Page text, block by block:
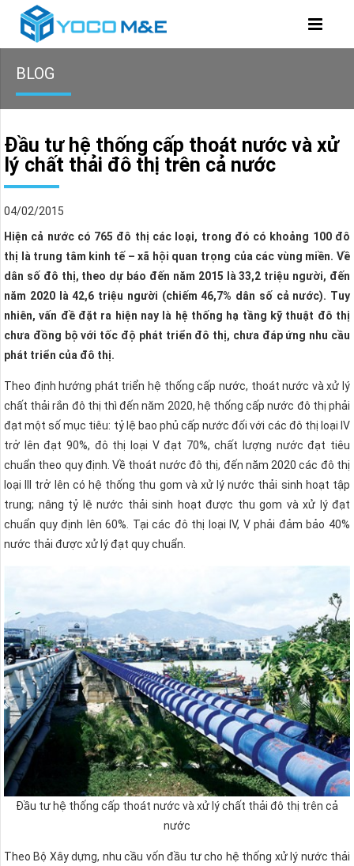
BLOG
Đầu tư hệ thống cấp thoát nước và xử
lý chất thải đô thị trên cả nước
04/02/2015
Hiện cả nước có 765 đô thị các loại, trong đó có khoảng 100 đô
thị là trung tâm kinh tế – xã hội quan trọng của các vùng miền. Về
dân số đô thị, theo dự báo đến năm 2015 là 33,2 triệu người, đến
năm 2020 là 42,6 triệu người (chiếm 46,7% dân số cả nước). Tuy
nhiên, vấn đề đặt ra hiện nay là hệ thống hạ tầng kỹ thuật đô thị
chưa đồng bộ với tốc độ phát triển đô thị, chưa đáp ứng nhu cầu
phát triển của đô thị.
Theo định hướng phát triển hệ thống cấp nước, thoát nước và xử lý
chất thải rắn đô thị thì đến năm 2020, hệ thống cấp nước đô thị phải
đạt một số mục tiêu: tỷ lệ bao phủ cấp nước đối với các đô thị loại IV
trở lên đạt 90%, đô thị loại V đạt 70%, chất lượng nước đạt tiêu
chuẩn theo quy định. Về thoát nước đô thị, đến năm 2020 các đô thị
loại III trở lên có hệ thống thu gom và xử lý nước thải sinh hoạt tập
trung; nâng tỷ lệ nước thải sinh hoạt được thu gom và xử lý đạt
chuẩn quy định lên 60%. Tại các đô thị loại IV, V phải đảm bảo 40%
nước thải được xử lý đạt quy chuẩn.
Đầu tư hệ thống cấp thoát nước và xử lý chất thải đô thị trên cả
nước
Theo Bộ Xây dựng, nhu cầu vốn đầu tư cho hệ thống xử lý nước thải